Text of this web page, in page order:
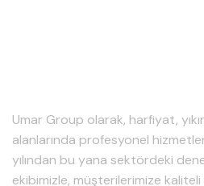
Umar Group olarak, harfiyat,
alanlarında profesyonel
yılından bu yana sektördeki
ekibimizle, müşterilerimize